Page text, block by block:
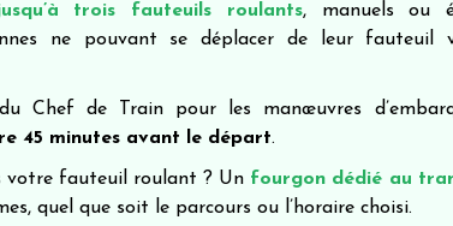
trois fauteuils roulants, manuels ou
ne pouvant se déplacer de leur fauteuil
du Chef de Train pour les manœuvres
45 minutes avant le départ.
votre fauteuil roulant ? Un fourgon dédié au
quel que soit le parcours ou l’horaire choisi.